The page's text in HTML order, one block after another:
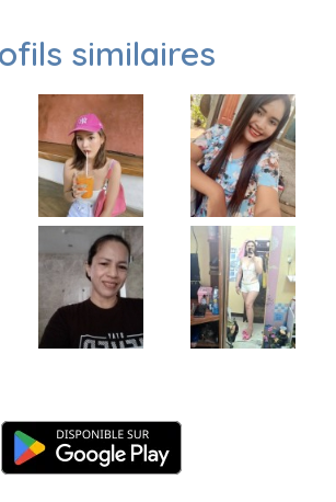
similaires